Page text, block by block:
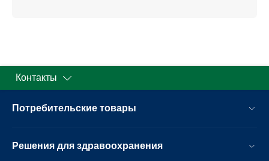
Контакты
Потребительские товары
Решения для здравоохранения